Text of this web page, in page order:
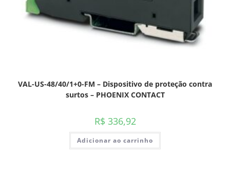
VAL-US-48/40/1+0-FM – Dispositivo de proteção contra
surtos – PHOENIX CONTACT
R$ 336,92
Adicionar ao carrinho